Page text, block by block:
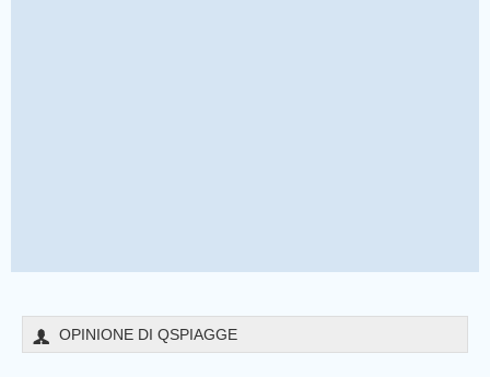
OPINIONE DI QSPIAGGE